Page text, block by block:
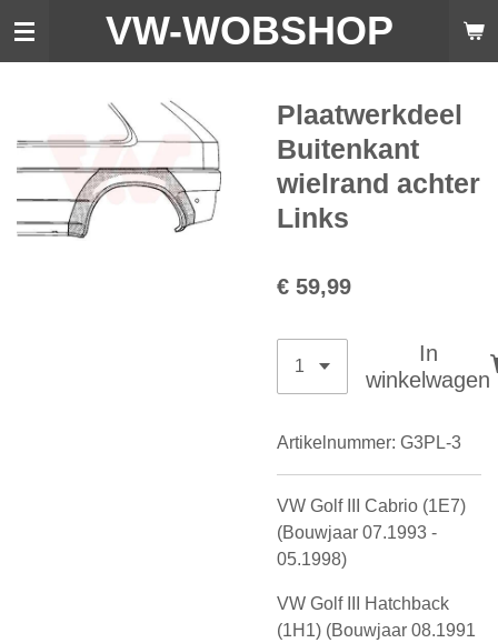
Ga
VW-WOBSHOP
Plaatwerkdeel
Buitenkant
wielrand achter
Links
€ 59,99
In
winkelwagen
Artikelnummer: G3PL-3
VW Golf III Cabrio (1E7)
(Bouwjaar 07.1993 -
05.1998)
VW Golf III Hatchback
(1H1) (Bouwjaar 08.1991